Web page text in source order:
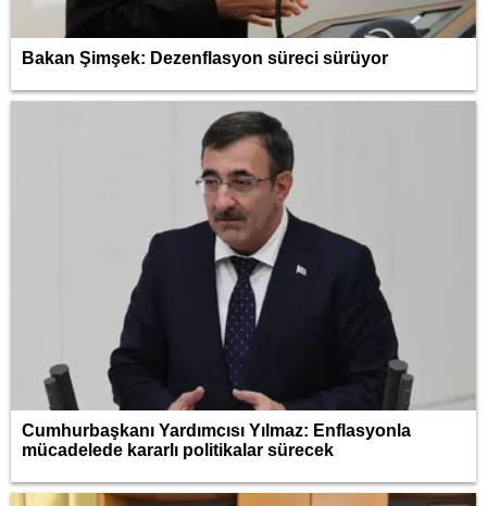
Bakan Şimşek: Dezenflasyon süreci sürüyor
Cumhurbaşkanı Yardımcısı Yılmaz: Enflasyonla
mücadelede kararlı politikalar sürecek